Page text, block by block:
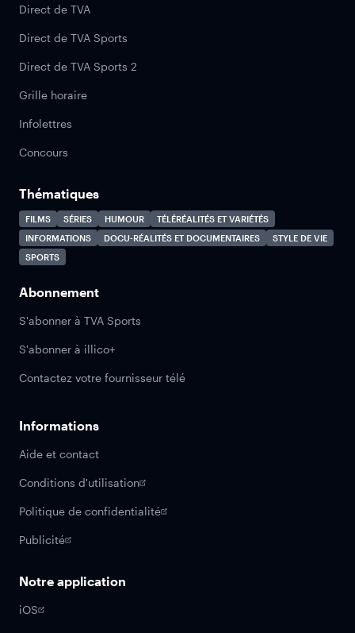
Direct de TVA
Direct de TVA Sports
Direct de TVA Sports 2
Grille horaire
Infolettres
Concours
Thématiques
FILMS SÉRIES HUMOUR
TÉLÉRÉALITÉS ET VARIÉTÉS
INFORMATIONS
DOCU-RÉALITÉS ET DOCUMENTAIRES
STYLE DE VIE
SPORTS
Abonnement
S'abonner à TVA Sports
S'abonner à illico+
Contactez votre fournisseur télé
Informations
Aide et contact
Conditions d'utilisation
Politique de confidentialité
Publicité
Notre application
iOS